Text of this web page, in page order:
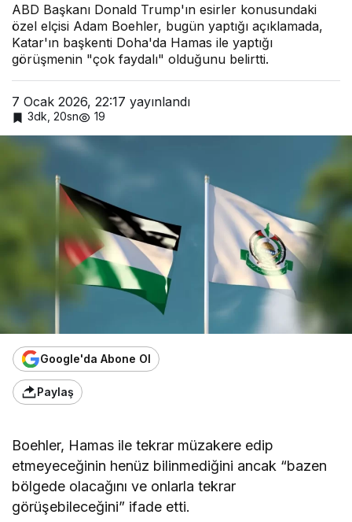
ABD Başkanı Donald Trump'ın esirler konusundaki
özel elçisi Adam Boehler, bugün yaptığı açıklamada,
Katar'ın başkenti Doha'da Hamas ile yaptığı
görüşmenin "çok faydalı" olduğunu belirtti.
7 Ocak 2026, 22:17 yayınlandı
3dk, 20sn 19
Google'da Abone Ol
Paylaş
Boehler, Hamas ile tekrar müzakere edip
etmeyeceğinin henüz bilinmediğini ancak “bazen
bölgede olacağını ve onlarla tekrar
görüşebileceğini” ifade etti.